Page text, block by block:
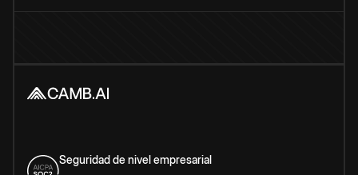
Seguridad de nivel empresarial